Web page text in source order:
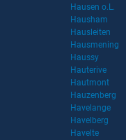
Hausen o.L.
Hausham
Hausleiten
Hausmening
Haussy
Hauterive
Hautmont
Hauzenberg
Havelange
Havelberg
Havelte